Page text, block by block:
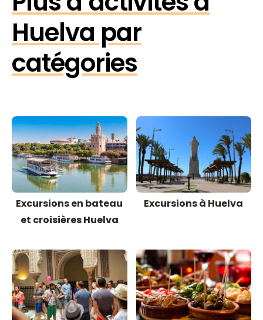
Huelva par
catégories
Excursions en bateau
et croisières Huelva
Excursions à Huelva